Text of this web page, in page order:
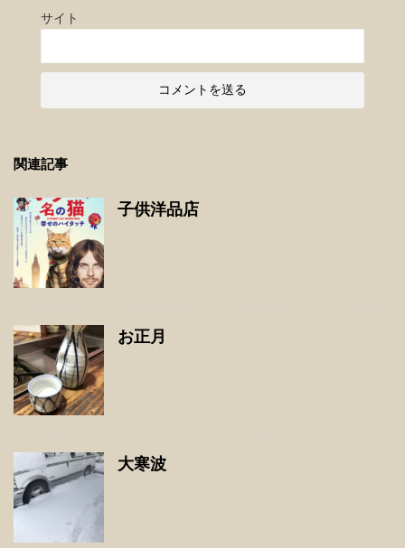
サイト
関連記事
子供洋品店
お正月
大寒波